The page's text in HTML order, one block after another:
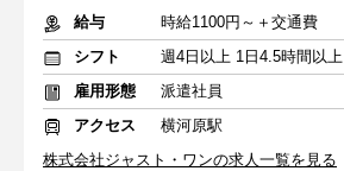
給与
時給1100円～＋交通費
シフト
週4日以上 1日4.5時間以上
雇用形態
派遣社員
アクセス
横河原駅
株式会社ジャスト・ワンの求人一覧を見る